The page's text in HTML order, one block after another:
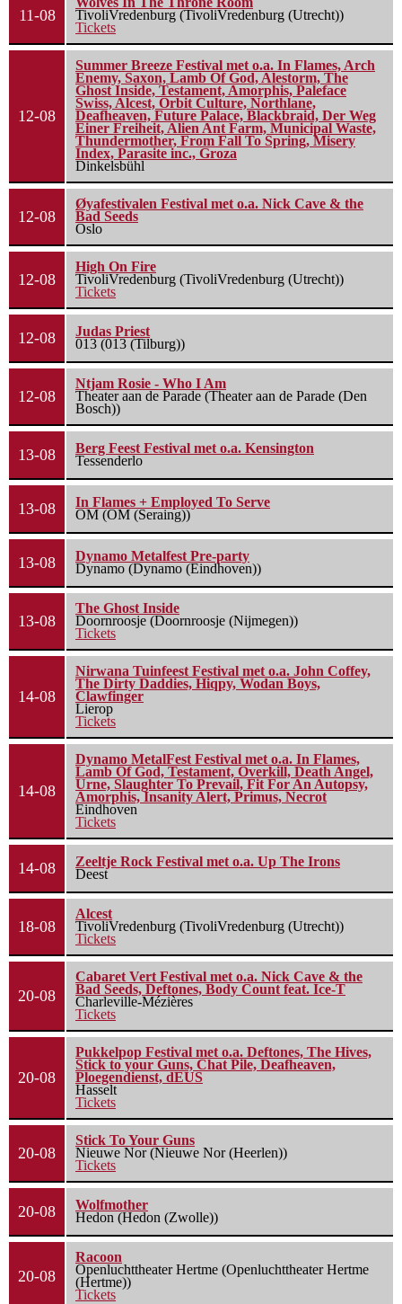
11-08
TivoliVredenburg (TivoliVredenburg (Utrecht))
Tickets
12-08
Summer Breeze Festival met o.a. In Flames, Arch
Enemy, Saxon, Lamb Of God, Alestorm, The
Ghost Inside, Testament, Amorphis, Paleface
Swiss, Alcest, Orbit Culture, Northlane,
Deafheaven, Future Palace, Blackbraid, Der Weg
Einer Freiheit, Alien Ant Farm, Municipal Waste,
Thundermother, From Fall To Spring, Misery
Index, Parasite inc., Groza
Dinkelsbühl
12-08
Øyafestivalen Festival met o.a. Nick Cave & the
Bad Seeds
Oslo
12-08
High On Fire
TivoliVredenburg (TivoliVredenburg (Utrecht))
Tickets
12-08
Judas Priest
013 (013 (Tilburg))
12-08
Ntjam Rosie - Who I Am
Theater aan de Parade (Theater aan de Parade (Den
Bosch))
13-08
Berg Feest Festival met o.a. Kensington
Tessenderlo
13-08
In Flames + Employed To Serve
OM (OM (Seraing))
13-08
Dynamo Metalfest Pre-party
Dynamo (Dynamo (Eindhoven))
13-08
The Ghost Inside
Doornroosje (Doornroosje (Nijmegen))
Tickets
14-08
Nirwana Tuinfeest Festival met o.a. John Coffey,
The Dirty Daddies, Hiqpy, Wodan Boys,
Clawfinger
Lierop
Tickets
14-08
Dynamo MetalFest Festival met o.a. In Flames,
Lamb Of God, Testament, Overkill, Death Angel,
Urne, Slaughter To Prevail, Fit For An Autopsy,
Amorphis, Insanity Alert, Primus, Necrot
Eindhoven
Tickets
14-08
Zeeltje Rock Festival met o.a. Up The Irons
Deest
18-08
Alcest
TivoliVredenburg (TivoliVredenburg (Utrecht))
Tickets
20-08
Cabaret Vert Festival met o.a. Nick Cave & the
Bad Seeds, Deftones, Body Count feat. Ice-T
Charleville-Mézières
Tickets
20-08
Pukkelpop Festival met o.a. Deftones, The Hives,
Stick to your Guns, Chat Pile, Deafheaven,
Ploegendienst, dEUS
Hasselt
Tickets
20-08
Stick To Your Guns
Nieuwe Nor (Nieuwe Nor (Heerlen))
Tickets
20-08
Wolfmother
Hedon (Hedon (Zwolle))
20-08
Racoon
Openluchttheater Hertme (Openluchttheater Hertme
(Hertme))
Tickets